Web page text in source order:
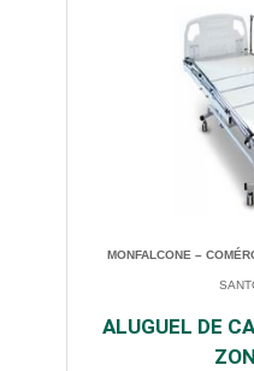
MONFALCONE –
ALUGUEL DE